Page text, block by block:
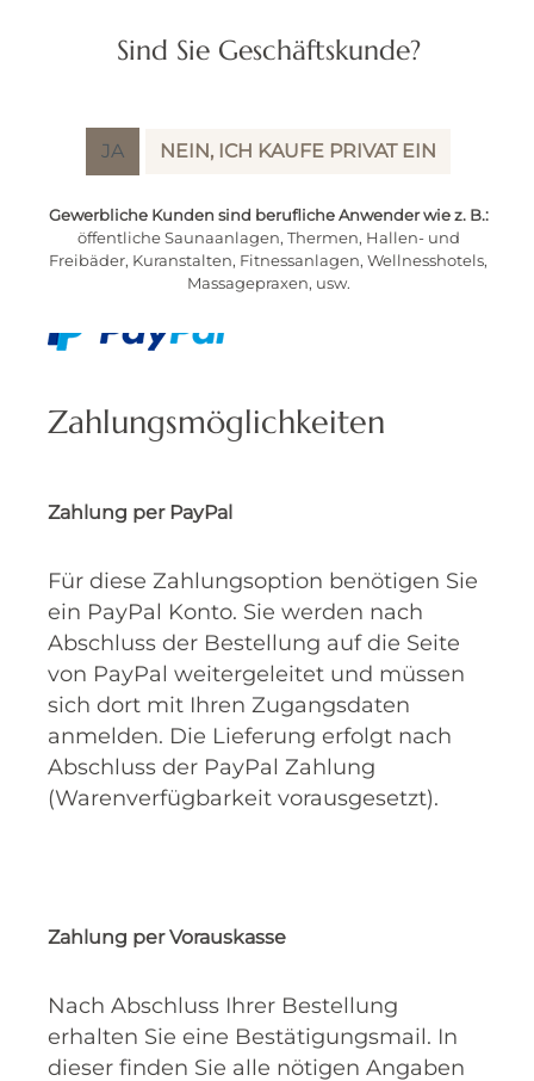
Sind Sie Geschäftskunde?
JA NEIN, ICH KAUFE PRIVAT EIN
Gewerbliche Kunden sind berufliche Anwender wie z. B.:
öffentliche Saunaanlagen, Thermen, Hallen- und
Freibäder, Kuranstalten, Fitnessanlagen, Wellnesshotels,
Massagepraxen, usw.
Hilfe / Support
Rückgabe
Widerruf
Datenschutz
AGB
Impressum
Zahlungsmöglichkeiten
Zahlung per PayPal
Für diese Zahlungsoption benötigen Sie
ein PayPal Konto. Sie werden nach
Abschluss der Bestellung auf die Seite
von PayPal weitergeleitet und müssen
sich dort mit Ihren Zugangsdaten
anmelden. Die Lieferung erfolgt nach
Abschluss der PayPal Zahlung
(Warenverfügbarkeit vorausgesetzt).
Zahlung per Vorauskasse
Nach Abschluss Ihrer Bestellung
erhalten Sie eine Bestätigungsmail. In
dieser finden Sie alle nötigen Angaben